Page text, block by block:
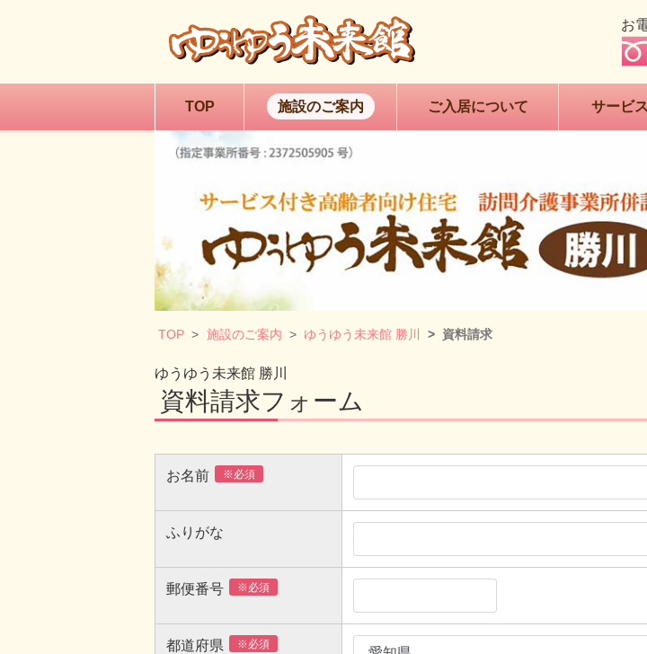
お
TOP 施設のご案内 ご入居について サービ
TOP 施設のご案内 ゆうゆう未来館 勝川 資料請求
介護併設サービス付き高齢者向け住
ゆうゆう未来館 勝川
資料請求フォーム
お名前 ※必須
ふりがな
郵便番号 ※必須
都道府県 ※必須